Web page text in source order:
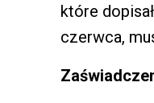
które
czerwca,